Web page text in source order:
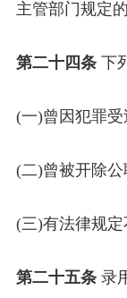
主管部门规定
第二十四条下
(一)曾因犯罪受
(二)曾被开除公
(三)有法律规定
第二十五条录